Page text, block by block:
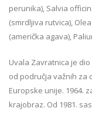
perunika), Salvia
(smrdljiva rutvica),
(američka agava),
Uvala Zavratnica je dio
od područja važnih za
Europske unije. 1964.
krajobraz. Od 1981.